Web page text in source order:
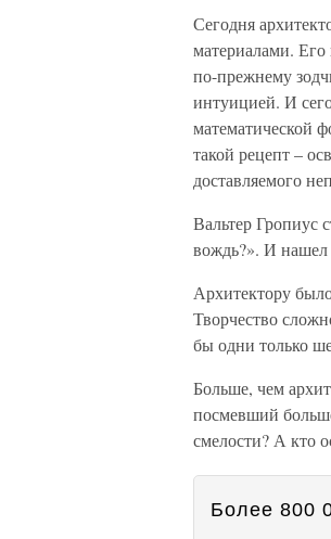
Сегодня
материалами.
по-прежнему
интуицией. И
математической
такой рецепт –
доставляемого
Вальтер Гропиус
вождь?». И нашел
Архитектору
Творчество
бы одни только
Больше, чем
посмевший
смелости? А кто
Более 800